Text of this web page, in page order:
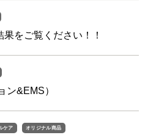
をご覧ください！！
ン&EMS）
ケア オリジナル商品